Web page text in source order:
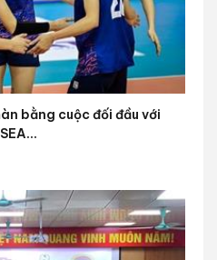
bằng cuộc đối đầu với